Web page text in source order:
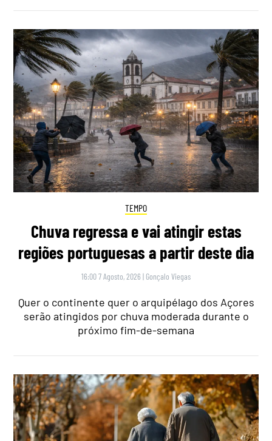
TEMPO
Chuva regressa e vai atingir estas
regiões portuguesas a partir deste dia
16:00 7 Agosto, 2026 | Gonçalo Viegas
Quer o continente quer o arquipélago dos Açores
serão atingidos por chuva moderada durante o
próximo fim-de-semana